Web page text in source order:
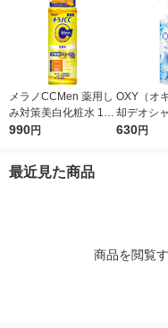
メラノCCMen 薬用し
み対策美白化粧水 170
ml ロート製薬
990円
OXY（オ
却デオシ
料 200ml 1
630円
最近見た商品
商品を閲覧